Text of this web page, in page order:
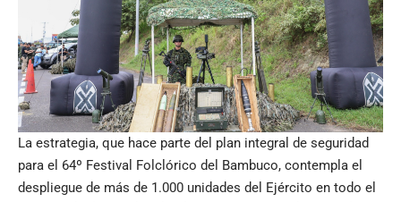
La estrategia, que hace parte del plan integral de seguridad
para el 64º Festival Folclórico del Bambuco, contempla el
despliegue de más de 1.000 unidades del Ejército en todo el